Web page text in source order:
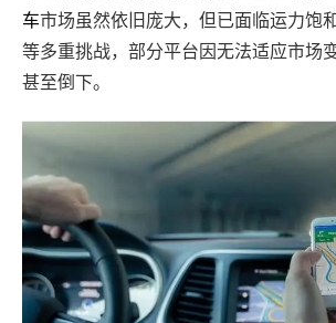
车市场虽然依旧庞大，但已面临运力饱和
等多重挑战，部分平台因无法适应市场
甚至倒下。